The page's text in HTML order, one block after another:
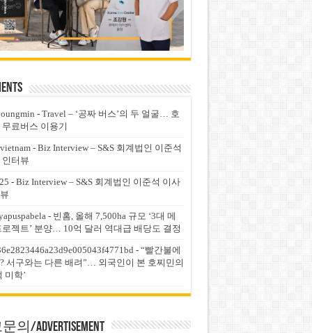
- Travel – ‘공짜 버스’의 두 얼굴… 호
료버스 이용기
- Biz Interview – S&S 회계법인 이준석
터뷰
- Biz Interview – S&S 회계법인 이준석 이사
- 빈홈, 올해 7,500ha 규모 ‘3대 메
로젝트’ 분양… 10억 달러 역대급 배당도 결정
- “빨간불에
서구와는 다른 배려”… 외국인이 본 호찌민의
미학’
의/Advertisement